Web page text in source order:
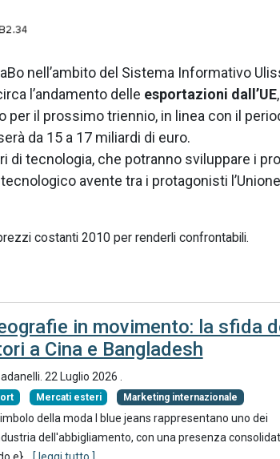
nell’ambito del Sistema Informativo
l’andamento delle esportazioni dall’UE,
per il prossimo triennio, in linea con il
da 15 a 17 miliardi di euro.
di tecnologia, che potranno sviluppare i
avente tra i protagonisti l’Unione
costanti 2010 per renderli confrontabili.
in movimento: la sfida
a Cina e Bangladesh
22 Luglio 2026
Mercati esteri Marketing internazionale
della moda I blue jeans rappresentano uno dei
dell'abbigliamento, con una presenza